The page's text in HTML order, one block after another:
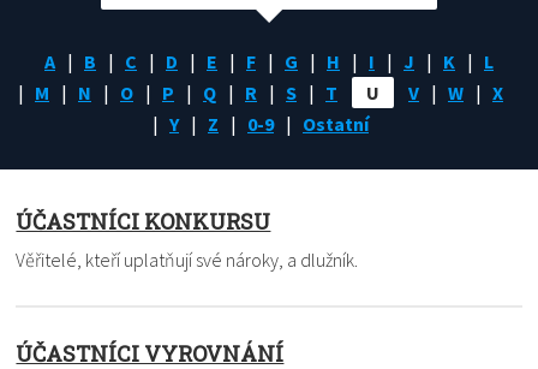
A B C D E F G H I J K
L
M
N O P Q R S T U V W
X
Y
Z 0-9 Ostatní
ÚČASTNÍCI KONKURSU
Věřitelé, kteří uplatňují své nároky, a dlužník.
ÚČASTNÍCI VYROVNÁNÍ